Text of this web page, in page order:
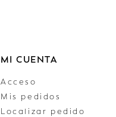
MI CUENTA
Acceso
Mis pedidos
Localizar pedido